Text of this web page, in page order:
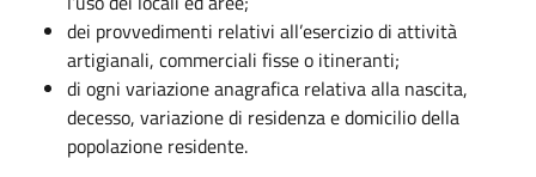
dei provvedimenti relativi all’esercizio di attività
artigianali, commerciali fisse o itineranti;
di ogni variazione anagrafica relativa alla nascita,
decesso, variazione di residenza e domicilio della
popolazione residente.